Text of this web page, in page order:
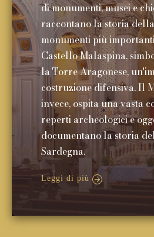
di monumenti, musei e
raccontano la storia
monumenti più
Castello Malaspina,
la Torre Aragonese,
costruzione difensiva. Il
invece, ospita una vasta
reperti archeologici e
documentano la storia
Sardegna.
Leggi di più